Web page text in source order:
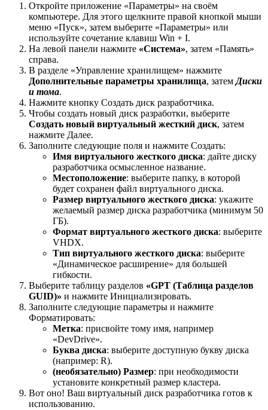
Откройте приложение «Параметры» на своём
компьютере. Для этого щелкните правой кнопкой мыши
меню «Пуск», затем выберите «Параметры» или
используйте сочетание клавиш Win + I.
На левой панели нажмите «Система», затем «Память»
справа.
В разделе «Управление хранилищем» нажмите
Дополнительные параметры хранилища, затем Диски
и тома.
Нажмите кнопку Создать диск разработчика.
Чтобы создать новый диск разработки, выберите
Создать новый виртуальный жесткий диск, затем
нажмите Далее.
Заполните следующие поля и нажмите Создать:
Имя виртуального жесткого диска: дайте диску
разработчика осмысленное название.
Местоположение: выберите папку, в которой
будет сохранен файл виртуального диска.
Размер виртуального жесткого диска: укажите
желаемый размер диска разработчика (минимум 50
ГБ).
Формат виртуального жесткого диска: выберите
VHDX.
Тип виртуального жесткого диска: выберите
«Динамическое расширение» для большей
гибкости.
Выберите таблицу разделов «GPT (Таблица разделов
GUID)» и нажмите Инициализировать.
Заполните следующие параметры и нажмите
Форматировать:
Метка: присвойте тому имя, например
«DevDrive».
Буква диска: выберите доступную букву диска
(например: R).
(необязательно) Размер: при необходимости
установите конкретный размер кластера.
Вот оно! Ваш виртуальный диск разработчика готов к
использованию.